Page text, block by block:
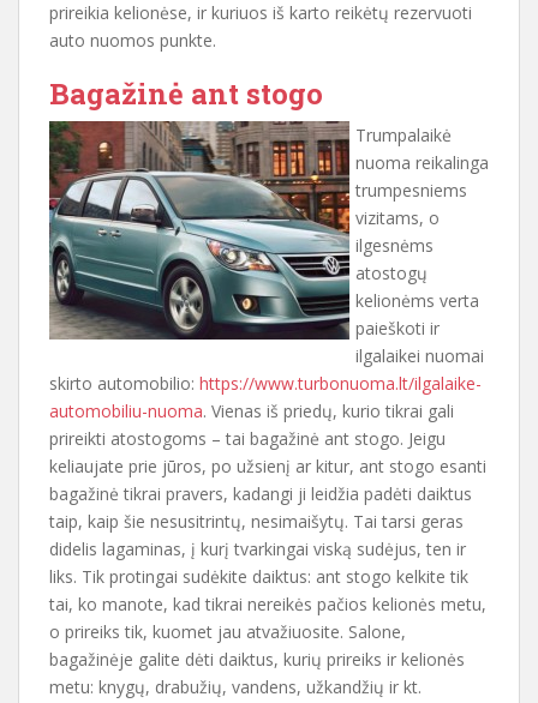
prireikia kelionėse, ir kuriuos iš karto reikėtų rezervuoti
auto nuomos punkte.
Bagažinė ant stogo
Trumpalaikė
nuoma reikalinga
trumpesniems
vizitams, o
ilgesnėms
atostogų
kelionėms verta
paieškoti ir
ilgalaikei nuomai
skirto automobilio: https://www.turbonuoma.lt/ilgalaike-
automobiliu-nuoma. Vienas iš priedų, kurio tikrai gali
prireikti atostogoms – tai bagažinė ant stogo. Jeigu
keliaujate prie jūros, po užsienį ar kitur, ant stogo esanti
bagažinė tikrai pravers, kadangi ji leidžia padėti daiktus
taip, kaip šie nesusitrintų, nesimaišytų. Tai tarsi geras
didelis lagaminas, į kurį tvarkingai viską sudėjus, ten ir
liks. Tik protingai sudėkite daiktus: ant stogo kelkite tik
tai, ko manote, kad tikrai nereikės pačios kelionės metu,
o prireiks tik, kuomet jau atvažiuosite. Salone,
bagažinėje galite dėti daiktus, kurių prireiks ir kelionės
metu: knygų, drabužių, vandens, užkandžių ir kt.